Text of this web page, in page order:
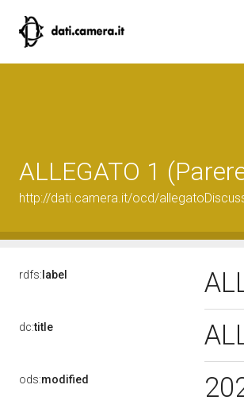
ALLEGATO 1
http://dati.camera.it/ocd/
rdfs: label
dc:title
ods:modified